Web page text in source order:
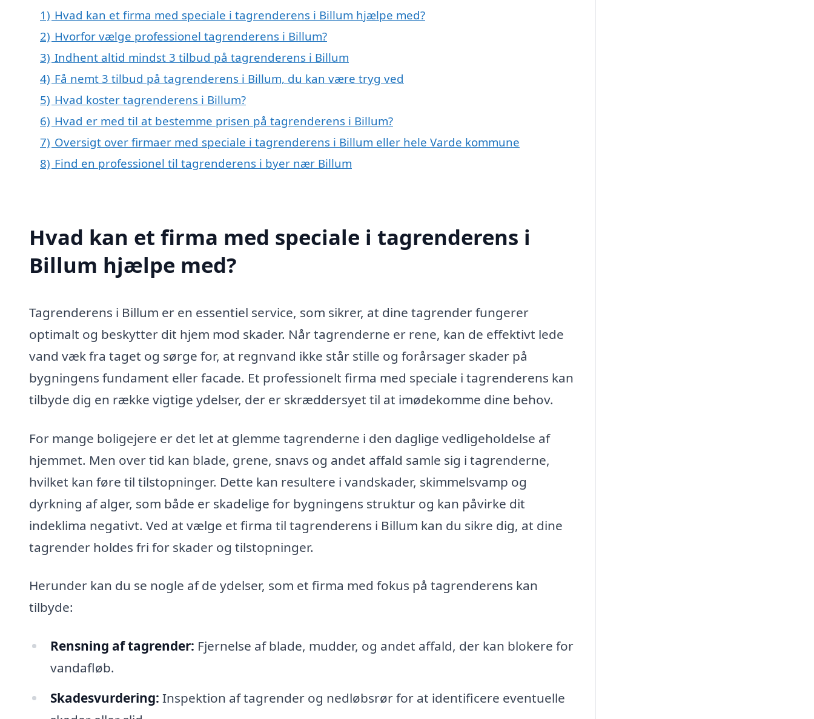
1) Hvad kan et firma med speciale i tagrenderens i Billum hjælpe med?
2) Hvorfor vælge professionel tagrenderens i Billum?
3) Indhent altid mindst 3 tilbud på tagrenderens i Billum
4) Få nemt 3 tilbud på tagrenderens i Billum, du kan være tryg ved
5) Hvad koster tagrenderens i Billum?
6) Hvad er med til at bestemme prisen på tagrenderens i Billum?
7) Oversigt over firmaer med speciale i tagrenderens i Billum eller hele Varde kommune
8) Find en professionel til tagrenderens i byer nær Billum
Hvad kan et firma med speciale i tagrenderens i
Billum hjælpe med?
Tagrenderens i Billum er en essentiel service, som sikrer, at dine tagrender fungerer
optimalt og beskytter dit hjem mod skader. Når tagrenderne er rene, kan de effektivt lede
vand væk fra taget og sørge for, at regnvand ikke står stille og forårsager skader på
bygningens fundament eller facade. Et professionelt firma med speciale i tagrenderens kan
tilbyde dig en række vigtige ydelser, der er skræddersyet til at imødekomme dine behov.
For mange boligejere er det let at glemme tagrenderne i den daglige vedligeholdelse af
hjemmet. Men over tid kan blade, grene, snavs og andet affald samle sig i tagrenderne,
hvilket kan føre til tilstopninger. Dette kan resultere i vandskader, skimmelsvamp og
dyrkning af alger, som både er skadelige for bygningens struktur og kan påvirke dit
indeklima negativt. Ved at vælge et firma til tagrenderens i Billum kan du sikre dig, at dine
tagrender holdes fri for skader og tilstopninger.
Herunder kan du se nogle af de ydelser, som et firma med fokus på tagrenderens kan
tilbyde:
Rensning af tagrender: Fjernelse af blade, mudder, og andet affald, der kan blokere for
vandafløb.
Skadesvurdering: Inspektion af tagrender og nedløbsrør for at identificere eventuelle